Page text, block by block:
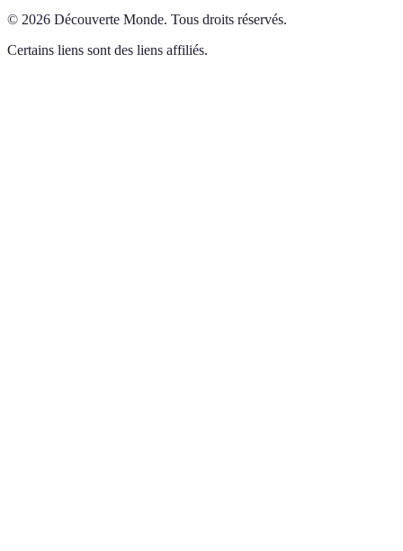
© 2026 Découverte Monde. Tous droits réservés.
Certains liens sont des liens affiliés.